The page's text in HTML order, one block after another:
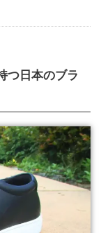
つ日本のブラ